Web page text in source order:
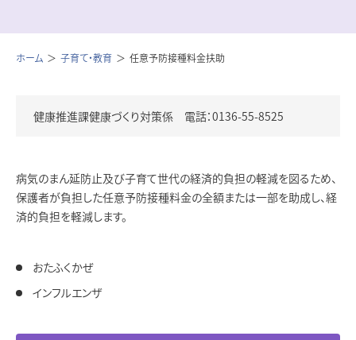
ホーム 子育て・教育 任意予防接種料金扶助
健康推進課健康づくり対策係 電話：0136-55-8525
病気のまん延防止及び子育て世代の経済的負担の軽減を図るため、
保護者が負担した任意予防接種料金の全額または一部を助成し、経
済的負担を軽減します。
おたふくかぜ
インフルエンザ